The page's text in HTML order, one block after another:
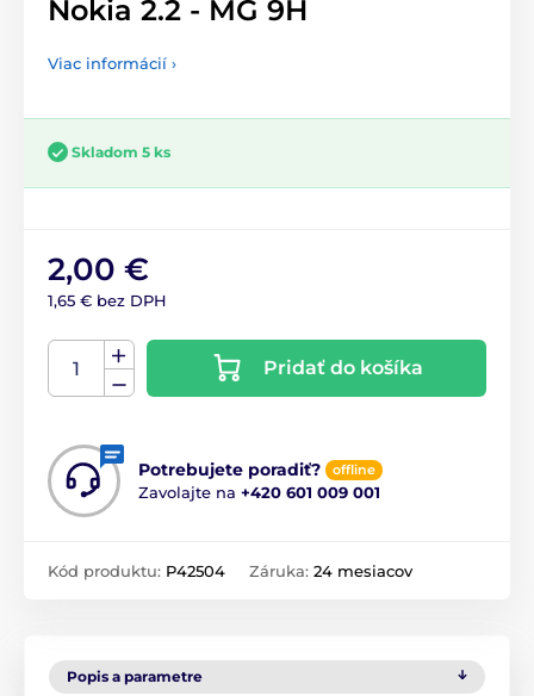
Nokia 2.2 - MG 9H
Viac informácií ›
Skladom 5 ks
2,00 €
1,65 € bez DPH
Pridať do košíka
Potrebujete poradiť? offline
Zavolajte na +420 601 009 001
Kód produktu: P42504 Záruka: 24 mesiacov
Popis a parametre